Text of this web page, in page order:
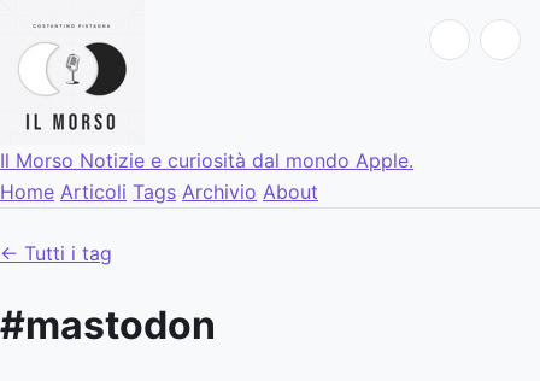
Il Morso Notizie e curiosità dal mondo Apple.
Home Articoli Tags Archivio About
← Tutti i tag
#mastodon